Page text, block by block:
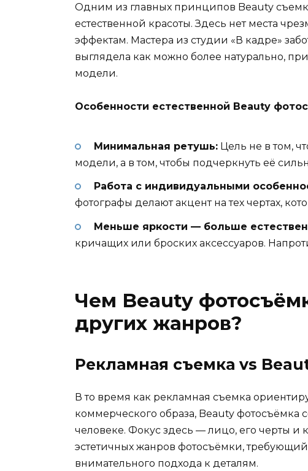
Одним из главных принципов Beauty
естественной красоты. Здесь нет места
эффектам. Мастера из студии «В кадре»
выглядела как можно более натурально,
модели.
Особенности естественной Beauty
Минимальная ретушь:Цель не в том,
модели, а в том, чтобы подчеркнуть её
Работа с индивидуальными
фотографы делают акцент на тех чертах,
Меньше яркости — больше
кричащих или броских аксессуаров.
Чем Beauty
других жанров?
Рекламная съемка vs
В то время как рекламная съемка
коммерческого образа, Beauty фотосъёмка
человеке. Фокус здесь — лицо, его черты и
эстетичных жанров фотосъёмки,
внимательного подхода к деталям.